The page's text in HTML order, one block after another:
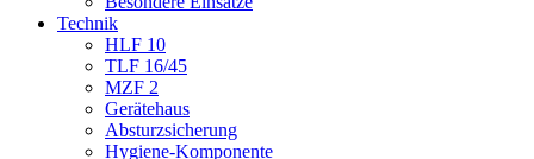
Technik
HLF 10
TLF 16/45
MZF 2
Gerätehaus
Absturzsicherung
Hygiene-Komponente